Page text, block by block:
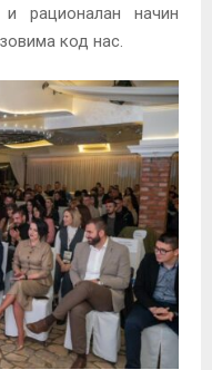
рационалан начин
код нас.